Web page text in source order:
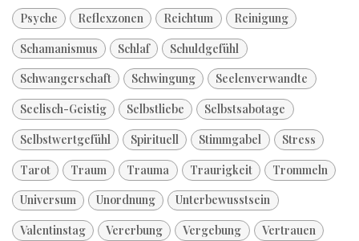
Psyche
Reflexzonen Reichtum
Reinigung
Schamanismus
Schlaf
Schuldgefühl
Schwangerschaft
Schwingung
Seelenverwandte
Seelisch-Geistig
Selbstliebe
Selbstsabotage
Selbstwertgefühl
Spirituell Stimmgabel
Stress
Tarot
Traum Trauma Traurigkeit
Trommeln
Universum
Unordnung
Unterbewusstsein
Valentinstag
Vererbung Vergebung
Vertrauen